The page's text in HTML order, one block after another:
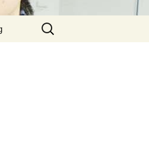
Suchen
nach: